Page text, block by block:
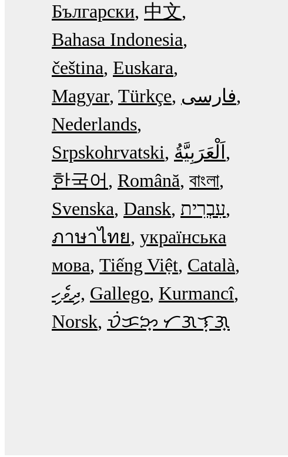
Български 中文
Bahasa Indonesia
čeština Euskara
Magyar Türkçe فارسی
Nederlands
Srpskohrvatski
한국어
Română বাংলা
Svenska Dansk עִבְרִית
ภาษาไทย українська
мова Tiếng Việt Català
ދިވެހި Gallego Kurmancî
Norsk ᜏᜒᜃᜅ᜔ ᜆᜄᜎᜓᜄ᜔